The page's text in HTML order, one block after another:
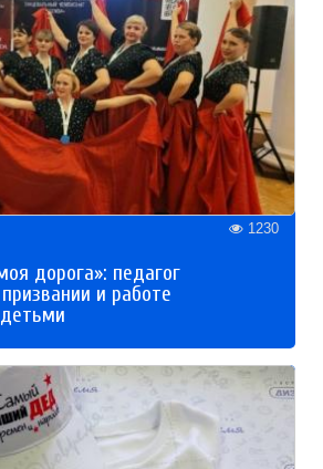
1230
дорога»: педагог
и работе